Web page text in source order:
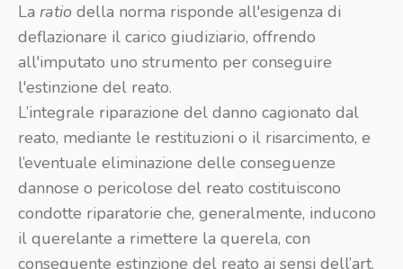
La ratio della norma risponde all'esigenza di
deflazionare il carico giudiziario, offrendo
all'imputato uno strumento per conseguire
l'estinzione del reato.
L’integrale riparazione del danno cagionato dal
reato, mediante le restituzioni o il risarcimento, e
l’eventuale eliminazione delle conseguenze
dannose o pericolose del reato costituiscono
condotte riparatorie che, generalmente, inducono
il querelante a rimettere la querela, con
conseguente estinzione del reato ai sensi dell’art.